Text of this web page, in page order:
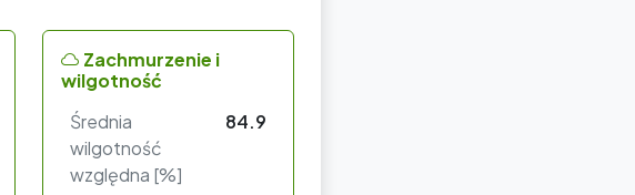
Zachmurzenie i
wilgotność
Średnia
wilgotność
względna [%]
84.9